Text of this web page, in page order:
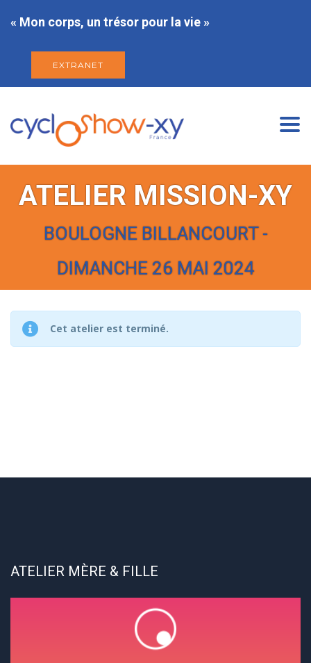
« Mon corps, un trésor pour la vie »
EXTRANET
ATELIER MISSION-XY
BOULOGNE BILLANCOURT -
DIMANCHE 26 MAI 2024
Cet atelier est terminé.
ATELIER MÈRE & FILLE